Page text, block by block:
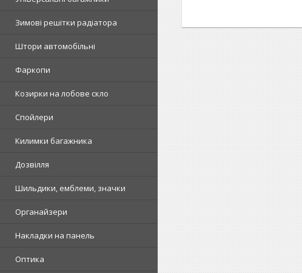
Зимові решітки радіатора
Штори автомобільні
Фаркопи
Козирки на лобове скло
Спойлери
Килимки багажника
Дозвілля
Шильдики, емблеми, значки
Органайзери
Накладки на панель
Оптика